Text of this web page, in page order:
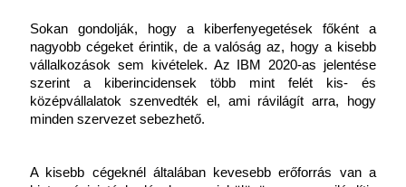
Sokan gondolják, hogy a kiberfenyegetések főként a
nagyobb cégeket érintik, de a valóság az, hogy a kisebb
vállalkozások sem kivételek. Az IBM 2020-as jelentése
szerint a kiberincidensek több mint felét kis- és
középvállalatok szenvedték el, ami rávilágít arra, hogy
minden szervezet sebezhető.
A kisebb cégeknél általában kevesebb erőforrás van a